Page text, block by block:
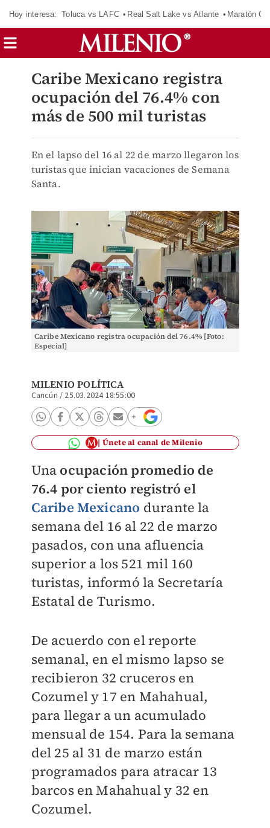
Hoy interesa: Toluca vs LAFC Real Salt Lake vs Atlante Maratón
Caribe Mexicano registra
ocupación del 76.4% con
más de 500 mil turistas
En el lapso del 16 al 22 de marzo llegaron los
turistas que inician vacaciones de Semana
Santa.
Caribe Mexicano registra ocupación del 76.4% [Foto:
Especial]
MILENIO POLÍTICA
Cancún / 25.03.2024 18:55:00
Únete al canal de Milenio
Una ocupación promedio de
76.4 por ciento registró el
Caribe Mexicano durante la
semana del 16 al 22 de marzo
pasados, con una afluencia
superior a los 521 mil 160
turistas, informó la Secretaría
Estatal de Turismo.
De acuerdo con el reporte
semanal, en el mismo lapso se
recibieron 32 cruceros en
Cozumel y 17 en Mahahual,
para llegar a un acumulado
mensual de 154. Para la semana
del 25 al 31 de marzo están
programados para atracar 13
barcos en Mahahual y 32 en
Cozumel.